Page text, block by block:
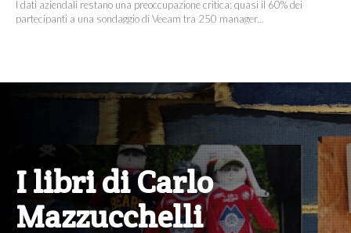
I dati aziendali restano una preoccupazione critica: quasi il 60% dei
partecipanti a una sondaggio di Veeam tra 250 manager...
I libri di Carlo
Mazzucchelli